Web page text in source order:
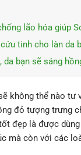
lão hóa giúp
tinh cho làn da
bạn sẽ sáng
không thể nào tư
đỏ tượng trưng
đẹp là được
mà còn với các